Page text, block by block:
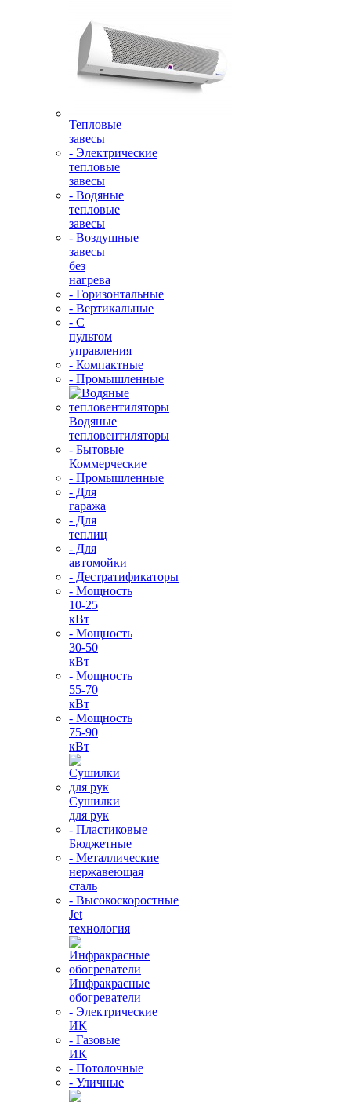
Тепловые
завесы
- Электрические
тепловые
завесы
- Водяные
тепловые
завесы
- Воздушные
завесы
без
нагрева
- Горизонтальные
- Вертикальные
- С
пультом
управления
- Компактные
- Промышленные
Водяные
тепловентиляторы
- Бытовые
Коммерческие
- Промышленные
- Для
гаража
- Для
теплиц
- Для
автомойки
- Дестратификаторы
- Мощность
10-25
кВт
- Мощность
30-50
кВт
- Мощность
55-70
кВт
- Мощность
75-90
кВт
Сушилки
для рук
- Пластиковые
Бюджетные
- Металлические
нержавеющая
сталь
- Высокоскоростные
Jet
технология
Инфракрасные
обогреватели
- Электрические
ИК
- Газовые
ИК
- Потолочные
- Уличные